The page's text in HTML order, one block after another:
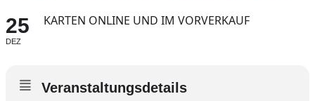
25
DEZ
KARTEN ONLINE UND IM VORVERKAUF
Veranstaltungsdetails